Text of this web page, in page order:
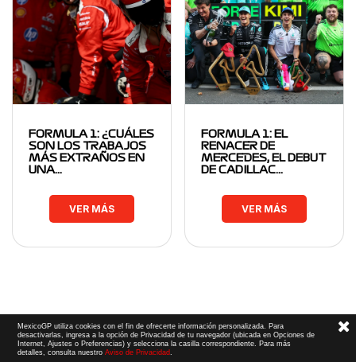
FORMULA 1: ¿CUÁLES
SON LOS TRABAJOS
MÁS EXTRAÑOS EN
UNA…
VER MÁS
FORMULA 1: EL
RENACER DE
MERCEDES, EL DEBUT
DE CADILLAC…
VER MÁS
MexicoGP utiliza cookies con el fin de ofrecerte información personalizada. Para
desactivarlas, ingresa a la opción de Privacidad de tu navegador (ubicada en Opciones de
Internet, Ajustes o Preferencias) y selecciona la casilla correspondiente. Para más
detalles, consulta nuestroAviso de Privacidad.